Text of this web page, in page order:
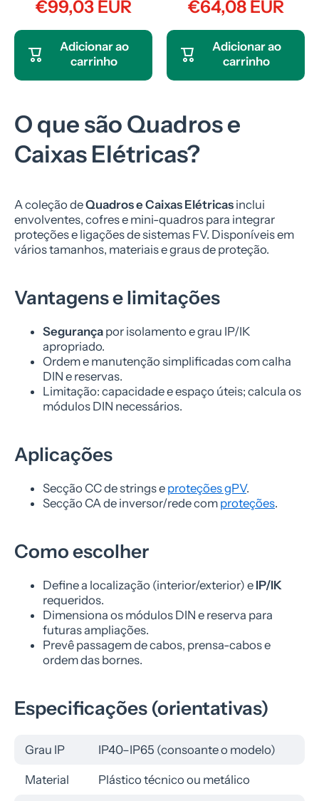
€99,03 EUR
Adicionar ao
carrinho
€64,08 EUR
Adicionar ao
carrinho
O que são Quadros e
Caixas Elétricas?
A coleção deQuadros e Caixas Elétricas inclui
envolventes, cofres e mini-quadros para integrar
proteções e ligações de sistemas FV. Disponíveis em
vários tamanhos, materiais e graus de proteção.
Vantagens e limitações
Segurança por isolamento e grau IP/IK
apropriado.
Ordem e manutenção simplificadas com calha
DIN e reservas.
Limitação: capacidade e espaço úteis; calcula os
módulos DIN necessários.
Aplicações
Secção CC de strings e proteções gPV.
Secção CA de inversor/rede com proteções.
Como escolher
Define a localização (interior/exterior) e IP/IK
requeridos.
Dimensiona os módulos DIN e reserva para
futuras ampliações.
Prevê passagem de cabos, prensa-cabos e
ordem das bornes.
Especificações (orientativas)
Grau IP IP40–IP65 (consoante o modelo)
Material Plástico técnico ou metálico